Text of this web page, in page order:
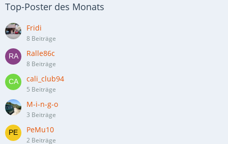
Top-Poster des Monats
Fridi
8 Beiträge
Ralle86c
8 Beiträge
cali_club94
5 Beiträge
M-i-n-g-o
3 Beiträge
PeMu10
2 Beiträge